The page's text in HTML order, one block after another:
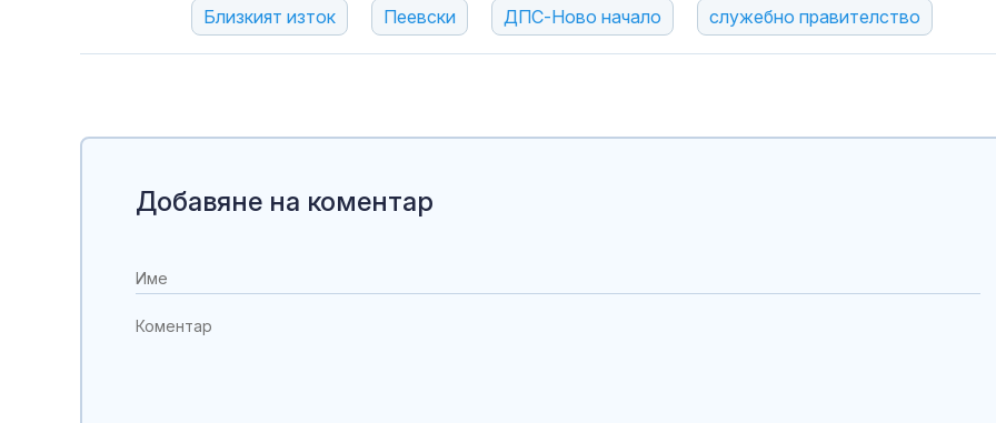
Близкият изток Пеевски ДПС-Ново начало служебно правителство
Добавяне на коментар